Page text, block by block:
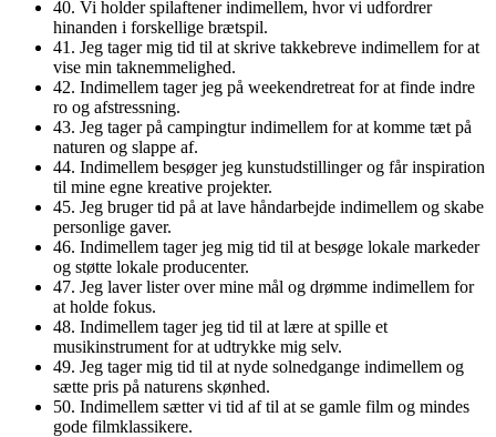
40. Vi holder spilaftener indimellem, hvor vi udfordrer
hinanden i forskellige brætspil.
41. Jeg tager mig tid til at skrive takkebreve indimellem for at
vise min taknemmelighed.
42. Indimellem tager jeg på weekendretreat for at finde indre
ro og afstressning.
43. Jeg tager på campingtur indimellem for at komme tæt på
naturen og slappe af.
44. Indimellem besøger jeg kunstudstillinger og får inspiration
til mine egne kreative projekter.
45. Jeg bruger tid på at lave håndarbejde indimellem og skabe
personlige gaver.
46. Indimellem tager jeg mig tid til at besøge lokale markeder
og støtte lokale producenter.
47. Jeg laver lister over mine mål og drømme indimellem for
at holde fokus.
48. Indimellem tager jeg tid til at lære at spille et
musikinstrument for at udtrykke mig selv.
49. Jeg tager mig tid til at nyde solnedgange indimellem og
sætte pris på naturens skønhed.
50. Indimellem sætter vi tid af til at se gamle film og mindes
gode filmklassikere.